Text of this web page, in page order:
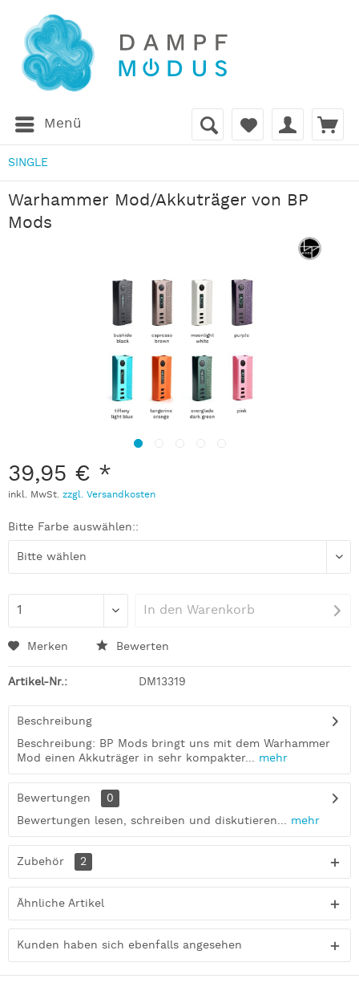
Menü
SINGLE
Warhammer Mod/Akkuträger von BP
Mods
39,95 € *
inkl. MwSt. zzgl. Versandkosten
Bitte Farbe auswählen::
In den Warenkorb
Merken Bewerten
Artikel-Nr.: DM13319
Beschreibung
Beschreibung: BP Mods bringt uns mit dem Warhammer
Mod einen Akkuträger in sehr kompakter... mehr
Bewertungen
0
Bewertungen lesen, schreiben und diskutieren... mehr
Zubehör 2
Ähnliche Artikel
Kunden haben sich ebenfalls angesehen